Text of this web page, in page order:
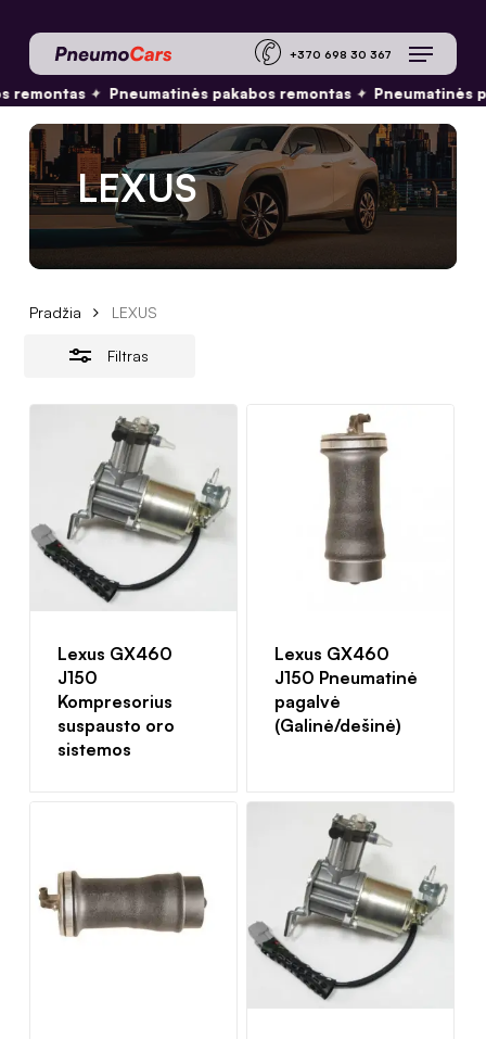
main
content
+370 698 30
Menu
remontas✦ Pneumatinės pakabos remontas✦ Pneumatinės
LEXUS
Pradžia LEXUS
Filtras
Close
Filters
Lexus GX460
J150
Kompresorius
suspausto oro
sistemos
Lexus GX460
J150 Pneumatinė
pagalvė
(Galinė/dešinė)